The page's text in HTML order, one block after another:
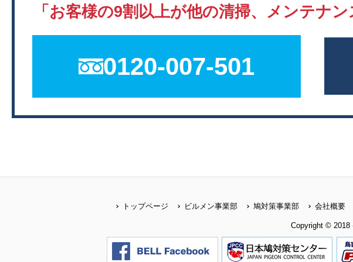
「お客様の9割以上が他の清掃、 メンテナ
0120-007-501
トップページ ビルメン事業部 鳩対策事業部 会社概要
Copyright © 2018